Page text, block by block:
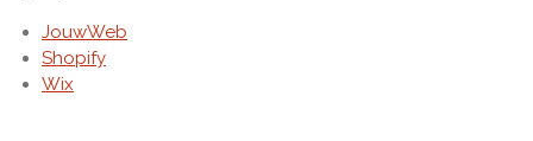
JouwWeb
Shopify
Wix